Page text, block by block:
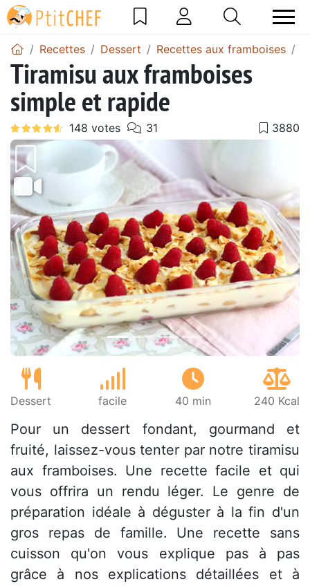
Recettes Dessert Recettes aux framboises
Tiramisu aux framboises
simple et rapide
Précédent
Dessert facile 40 min 240 Kcal
Pour un dessert fondant, gourmand et
fruité, laissez-vous tenter par notre tiramisu
aux framboises. Une recette facile et qui
vous offrira un rendu léger. Le genre de
préparation idéale à déguster à la fin d'un
gros repas de famille. Une recette sans
cuisson qu'on vous explique pas à pas
grâce à nos explications détaillées et à